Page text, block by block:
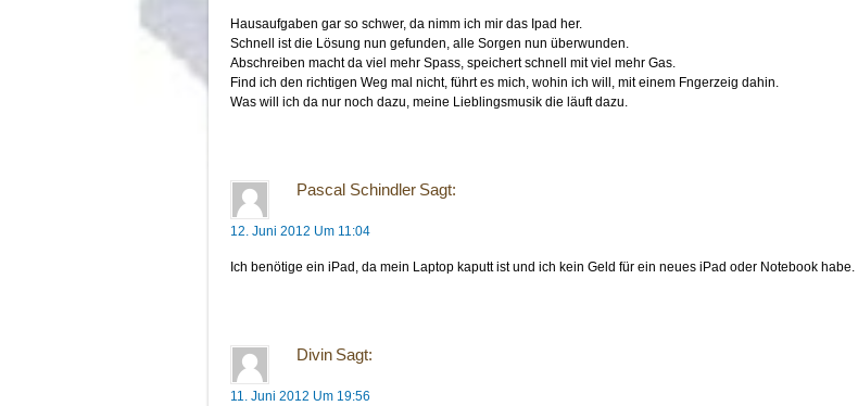
Hausaufgaben gar so schwer, da nimm ich mir das Ipad her.
Schnell ist die Lösung nun gefunden, alle Sorgen nun überwunden.
Abschreiben macht da viel mehr Spass, speichert schnell mit viel mehr Gas.
Find ich den richtigen Weg mal nicht, führt es mich, wohin ich will, mit einem Fngerzeig dahin.
Was will ich da nur noch dazu, meine Lieblingsmusik die läuft dazu.
Pascal Schindler Sagt:
12. Juni 2012 Um 11:04
Ich benötige ein iPad, da mein Laptop kaputt ist und ich kein Geld für ein neues iPad oder Notebook habe.
Divin Sagt:
11. Juni 2012 Um 19:56